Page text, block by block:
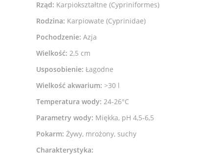
Rząd: Karpiokształtne (Cypriniformes)
Rodzina: Karpiowate (Cyprinidae)
Pochodzenie: Azja
Wielkość: 2,5 cm
Usposobienie: Łagodne
Wielkość akwarium: >30 l
Temperatura wody: 24-26°C
Parametry wody: Miękka, pH 4,5-6,5
Pokarm: Żywy, mrożony, suchy
Charakterystyka: